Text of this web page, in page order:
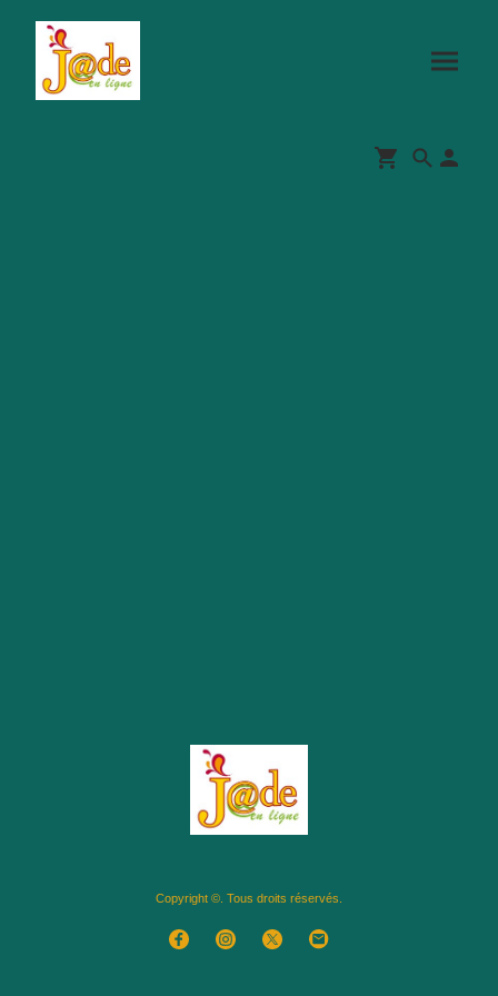
Copyright ©. Tous droits réservés.